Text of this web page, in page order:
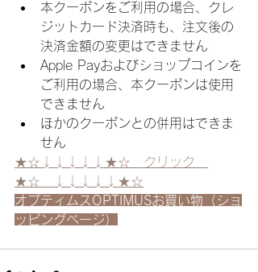
本クーポンをご利用の場合、クレ
ジットカード決済時も、注文後の
決済金額の変更はできません
Apple Payおよびショップコインを
ご利用の場合、本クーポンは使用
できません
ほかのクーポンとの併用はできま
せん
★☆↓↓↓↓↓★☆　クリック
★☆　↓↓↓↓↓★☆
オプティムスOPTIMUSお買い物（ショ
ッピングページ）